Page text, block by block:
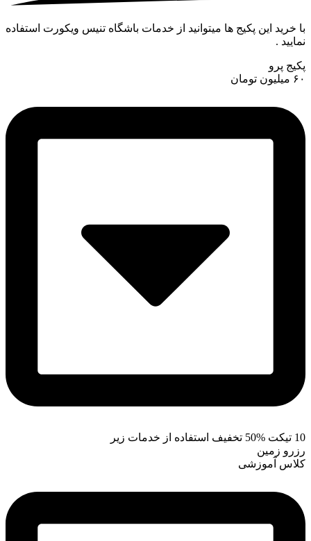
با خرید این پکیج ها میتوانید از خدمات باشگاه تنیس ویکورت استفاده
نمایید .
پکیج پرو
۶۰ میلیون تومان
10 تیکت %50 تخفیف استفاده از خدمات زیر
رزرو زمین
کلاس آموزشی